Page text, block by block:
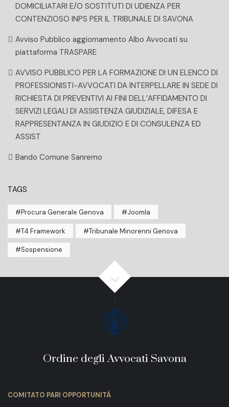
DOMICILIATARI E/O SOSTITUTI DI UDIENZA PER
CONTENZIOSO INPS PER IL TRIBUNALE DI SAVONA
Avviso Pubblico aggiornamento Albo Avvocati su
piattaforma TRASPARE
AVVISO PUBBLICO PER LA FORMAZIONE DI UN ELENCO DI
PROFESSIONISTI-AVVOCATI DA INTERPELLARE IN SEDE DI
RICHIESTA DI PREVENTIVI AI FINI DELL’AFFIDAMENTO DI
SERVIZI LEGALI DI ASSISTENZA GIUDIZIALE, DIFESA E
RAPPRESENTANZA IN GIUDIZIO E DI CONSULENZA ED
ASSIST
Bando Comune Sanremo
TAGS
Procura Generale Genova Joomla
T4 Framework Tribunale Minorenni Genova
Sospensione
Ordine degli Avvocati Savona
COMITATO PARI OPPORTUNITÀ